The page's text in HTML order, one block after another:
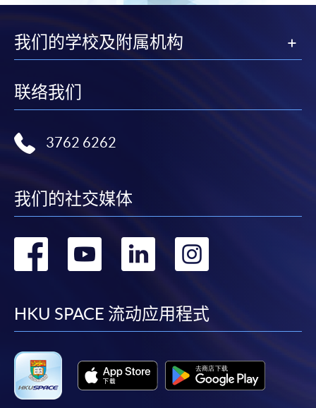
我们的学校及附属机构
联络我们
3762 6262
我们的社交媒体
转
facebook
转
youtube
转
linkedin
HKU SPACE 流动应用程式